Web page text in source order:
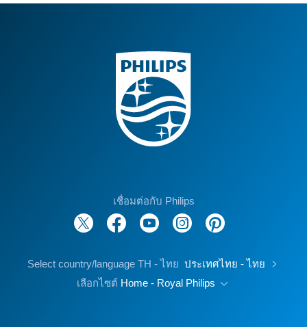
เชื่อมต่อกับ Philips
Select country/language TH - ไทย ประเทศไทย - ไทย
เลือกไซต์ Home - Royal Philips